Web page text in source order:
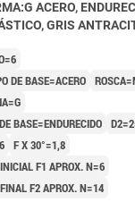
ACERO,
GRIS
DE BASE=ACERO
BASE=ENDURECIDO
F X 30°=1,8
F1 APROX. N=6
F2 APROX. N=14